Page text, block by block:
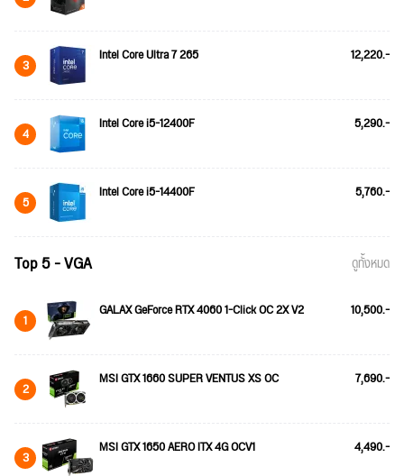
3 Intel Core Ultra 7 265 12,220.-
4 Intel Core i5-12400F 5,290.-
5 Intel Core i5-14400F 5,760.-
Top 5 - VGA ดูทั้งหมด
1 GALAX GeForce RTX 4060 1-Click OC 2X V2 10,500.-
2 MSI GTX 1660 SUPER VENTUS XS OC 7,690.-
3 MSI GTX 1650 AERO ITX 4G OCV1 4,490.-